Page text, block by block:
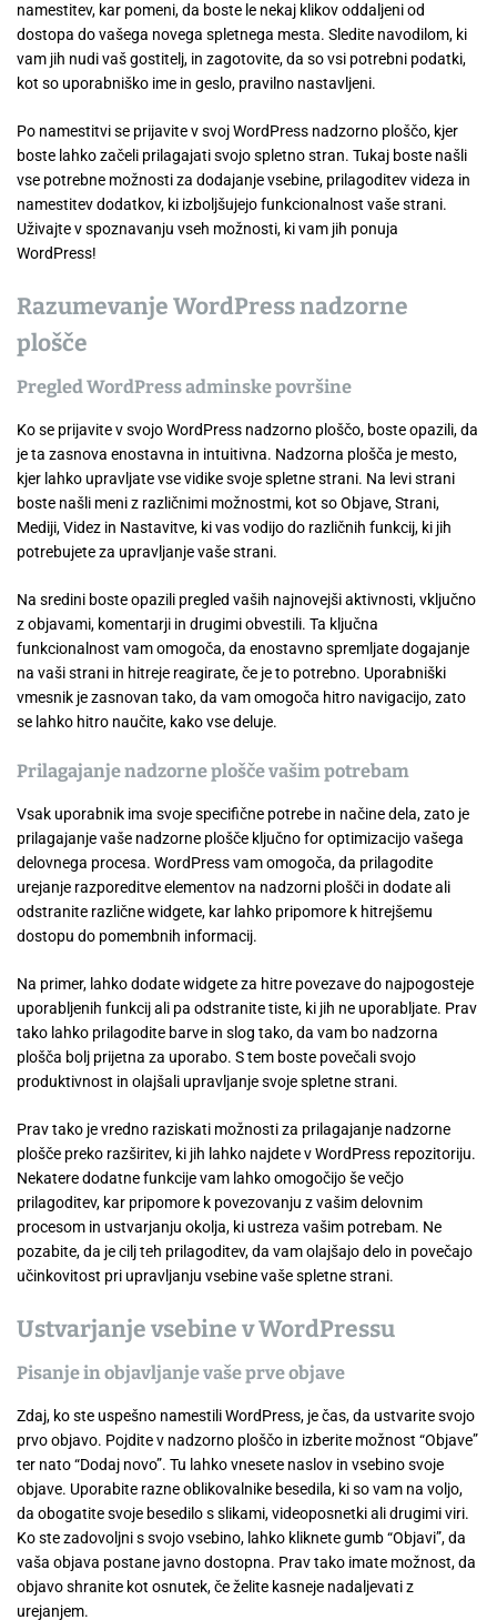
namestitev, kar pomeni, da boste le nekaj klikov oddaljeni od
dostopa do vašega novega spletnega mesta. Sledite navodilom, ki
vam jih nudi vaš gostitelj, in zagotovite, da so vsi potrebni podatki,
kot so uporabniško ime in geslo, pravilno nastavljeni.
Po namestitvi se prijavite v svoj WordPress nadzorno ploščo, kjer
boste lahko začeli prilagajati svojo spletno stran. Tukaj boste našli
vse potrebne možnosti za dodajanje vsebine, prilagoditev videza in
namestitev dodatkov, ki izboljšujejo funkcionalnost vaše strani.
Uživajte v spoznavanju vseh možnosti, ki vam jih ponuja
WordPress!
Razumevanje WordPress nadzorne
plošče
Pregled WordPress adminske površine
Ko se prijavite v svojo WordPress nadzorno ploščo, boste opazili, da
je ta zasnova enostavna in intuitivna. Nadzorna plošča je mesto,
kjer lahko upravljate vse vidike svoje spletne strani. Na levi strani
boste našli meni z različnimi možnostmi, kot so Objave, Strani,
Mediji, Videz in Nastavitve, ki vas vodijo do različnih funkcij, ki jih
potrebujete za upravljanje vaše strani.
Na sredini boste opazili pregled vaših najnovejši aktivnosti, vključno
z objavami, komentarji in drugimi obvestili. Ta ključna
funkcionalnost vam omogoča, da enostavno spremljate dogajanje
na vaši strani in hitreje reagirate, če je to potrebno. Uporabniški
vmesnik je zasnovan tako, da vam omogoča hitro navigacijo, zato
se lahko hitro naučite, kako vse deluje.
Prilagajanje nadzorne plošče vašim potrebam
Vsak uporabnik ima svoje specifične potrebe in načine dela, zato je
prilagajanje vaše nadzorne plošče ključno for optimizacijo vašega
delovnega procesa. WordPress vam omogoča, da prilagodite
urejanje razporeditve elementov na nadzorni plošči in dodate ali
odstranite različne widgete, kar lahko pripomore k hitrejšemu
dostopu do pomembnih informacij.
Na primer, lahko dodate widgete za hitre povezave do najpogosteje
uporabljenih funkcij ali pa odstranite tiste, ki jih ne uporabljate. Prav
tako lahko prilagodite barve in slog tako, da vam bo nadzorna
plošča bolj prijetna za uporabo. S tem boste povečali svojo
produktivnost in olajšali upravljanje svoje spletne strani.
Prav tako je vredno raziskati možnosti za prilagajanje nadzorne
plošče preko razširitev, ki jih lahko najdete v WordPress repozitoriju.
Nekatere dodatne funkcije vam lahko omogočijo še večjo
prilagoditev, kar pripomore k povezovanju z vašim delovnim
procesom in ustvarjanju okolja, ki ustreza vašim potrebam. Ne
pozabite, da je cilj teh prilagoditev, da vam olajšajo delo in povečajo
učinkovitost pri upravljanju vsebine vaše spletne strani.
Ustvarjanje vsebine v WordPressu
Pisanje in objavljanje vaše prve objave
Zdaj, ko ste uspešno namestili WordPress, je čas, da ustvarite svojo
prvo objavo. Pojdite v nadzorno ploščo in izberite možnost “Objave”
ter nato “Dodaj novo”. Tu lahko vnesete naslov in vsebino svoje
objave. Uporabite razne oblikovalnike besedila, ki so vam na voljo,
da obogatite svoje besedilo s slikami, videoposnetki ali drugimi viri.
Ko ste zadovoljni s svojo vsebino, lahko kliknete gumb “Objavi”, da
vaša objava postane javno dostopna. Prav tako imate možnost, da
objavo shranite kot osnutek, če želite kasneje nadaljevati z
urejanjem.